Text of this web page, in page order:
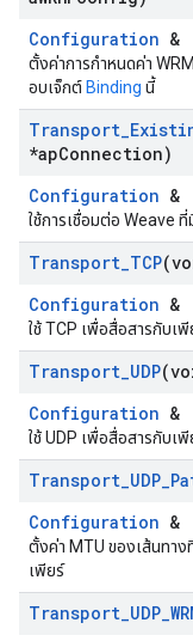
Configuration &
ตั้งค่าการกำหนดค่า
อบเจ็กต์ Binding นี้
Transport_
*apConnection)
Configuration &
ใช้การเชื่อมต่อ Weave
Transport_TCP
Configuration &
ใช้ TCP เพื่อสื่อสารกับเพี
Transport_UDP
Configuration &
ใช้ UDP เพื่อสื่อสารกับเ
Transport_UDP_
Configuration &
ตั้งค่า MTU ของเส้นทา
เพียร์
Transport_UDP_